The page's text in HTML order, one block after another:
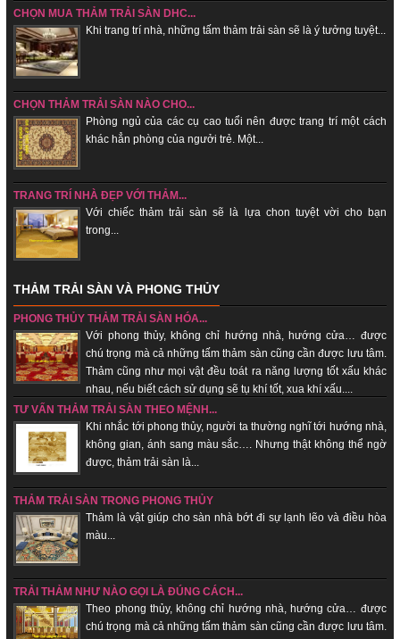
CHỌN MUA THẢM TRẢI SÀN DHC...
Khi trang trí nhà, những tấm thảm trải sàn sẽ là ý tưởng tuyệt...
CHỌN THẢM TRẢI SÀN NÀO CHO...
Phòng ngủ của các cụ cao tuổi nên được trang trí một cách
khác hẳn phòng của ngưởi trẻ. Một...
TRANG TRÍ NHÀ ĐẸP VỚI THẢM...
Với chiếc thảm trải sàn sẽ là lựa chon tuyệt vời cho bạn
trong...
THẢM TRẢI SÀN VÀ PHONG THỦY
PHONG THỦY THẢM TRẢI SÀN HÓA...
Với phong thủy, không chỉ hướng nhà, hướng cửa… được
chú trọng mà cả những tấm thảm sàn cũng cần được lưu tâm.
Thảm cũng như mọi vật đều toát ra năng lượng tốt xấu khác
nhau, nếu biết cách sử dụng sẽ tụ khí tốt, xua khí xấu....
TƯ VẤN THẢM TRẢI SÀN THEO MỆNH...
Khi nhắc tới phong thủy, người ta thường nghĩ tới hướng nhà,
không gian, ánh sang màu sắc…. Nhưng thật không thể ngờ
được, thảm trải sàn là...
THẢM TRẢI SÀN TRONG PHONG THỦY
Thảm là vật giúp cho sàn nhà bớt đi sự lạnh lẽo và điều hòa
màu...
TRẢI THẢM NHƯ NÀO GỌI LÀ ĐÚNG CÁCH...
Theo phong thủy, không chỉ hướng nhà, hướng cửa… được
chú trọng mà cả những tấm thảm sàn cũng cần được lưu tâm.